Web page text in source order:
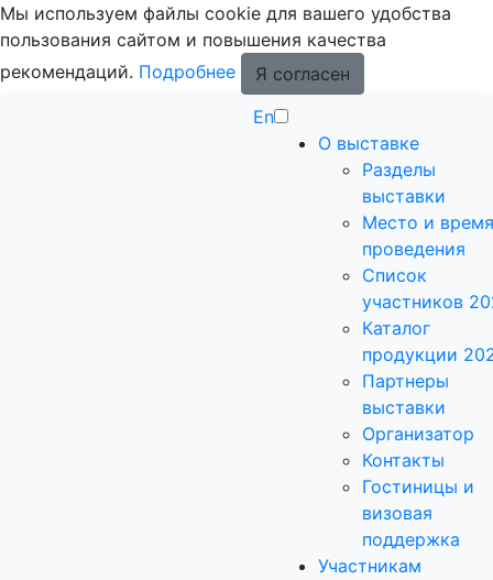
Мы используем файлы cookie для вашего удобства
пользования сайтом и повышения качества
рекомендаций. Подробнее
Я согласен
En
О выставке
Разделы
выставки
Место и время
проведения
Список
участников
Каталог
продукции
Партнеры
выставки
Организатор
Контакты
Гостиницы и
визовая
поддержка
Участникам